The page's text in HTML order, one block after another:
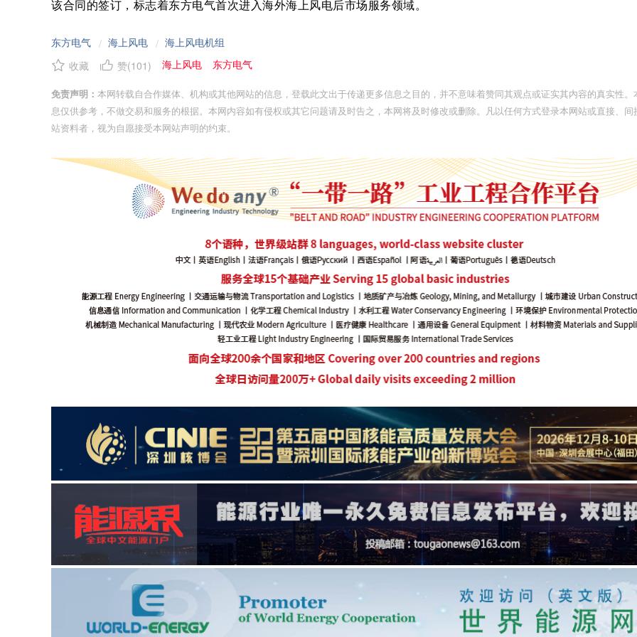
该合同的签订，标志着东方电气首次进入海外海上风电后市场服务领域。
东方电气 / 海上风电 / 海上风电机组
收藏
赞(101 ) 海上风电 东方电气
免责声明： 本网转载自合作媒体、机构或其他网站的信息，登载此文出于传递更多信息之目的，并不意味着赞同其观点或证实其内容的真实性。
息仅供参考，不做交易和服务的根据。本网内容如有侵权或其它问题请及时告之，本网将及时修改或删除。凡以任何方式登录本网站或直接、间
站资料者，视为自愿接受本网站声明的约束。